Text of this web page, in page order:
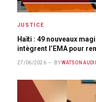
JUSTICE
Haïti : 49 nouveaux
intègrent l’EMA pour
27/06/2026 BY WATSON